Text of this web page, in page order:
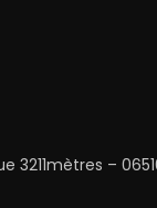
3211mètres –